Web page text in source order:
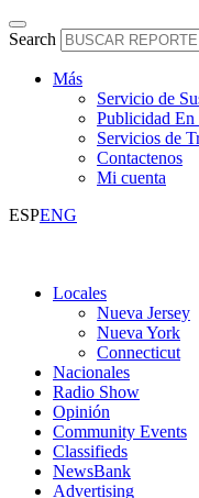
Search
Más
Servicio de
Publicidad En
Servicios de
Contactenos
Mi cuenta
ESPENG
Locales
Nueva Jersey
Nueva York
Connecticut
Nacionales
Radio Show
Opinión
Community Events
Classifieds
NewsBank
Advertising